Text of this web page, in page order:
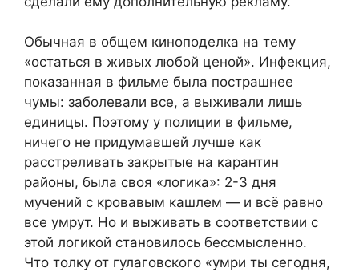
Обычная в общем киноподелка на тему
«остаться в живых любой ценой». Инфекция,
показанная в фильме была пострашнее
чумы: заболевали все, а выживали лишь
единицы. Поэтому у полиции в фильме,
ничего не придумавшей лучше как
расстреливать закрытые на карантин
районы, была своя «логика»: 2-3 дня
мучений с кровавым кашлем — и всё равно
все умрут. Но и выживать в соответствии с
этой логикой становилось бессмысленно.
Что толку от гулаговского «умри ты сегодня,